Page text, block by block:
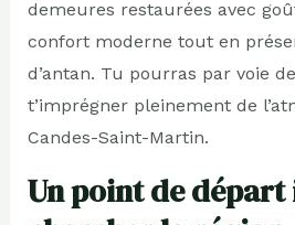
demeures restaurées avec
confort moderne tout en
d’antan. Tu pourras par voie
t’imprégner pleinement de
Candes-Saint-Martin.
Un point de